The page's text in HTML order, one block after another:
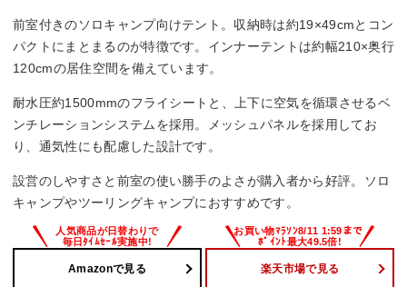
前室付きのソロキャンプ向けテント。収納時は約19×49cmとコン
パクトにまとまるのが特徴です。インナーテントは約幅210×奥行
120cmの居住空間を備えています。
耐水圧約1500mmのフライシートと、上下に空気を循環させるベ
ンチレーションシステムを採用。メッシュパネルを採用してお
り、通気性にも配慮した設計です。
設営のしやすさと前室の使い勝手のよさが購入者から好評。ソロ
キャンプやツーリングキャンプにおすすめです。
Amazonで見る 楽天市場で見る